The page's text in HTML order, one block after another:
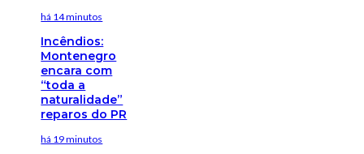
há 14 minutos
Incêndios:
Montenegro
encara com
“toda a
naturalidade”
reparos do PR
há 19 minutos